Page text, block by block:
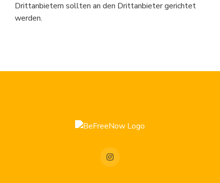
Drittanbietern sollten an den Drittanbieter gerichtet
werden.